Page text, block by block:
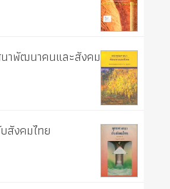
าพัฒนาคนและสังคม
สังคมไทย